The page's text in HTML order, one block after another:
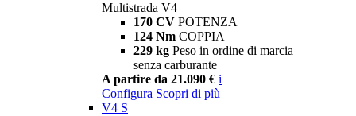
Multistrada V4
170 CV POTENZA
124 Nm COPPIA
229 kg Peso in ordine di marcia
senza carburante
A partire da 21.090 € i
Configura Scopri di più
V4 S